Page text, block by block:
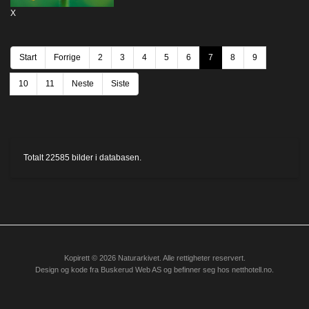
X
Start Forrige 2 3 4 5 6 7 8 9
10 11 Neste Siste
Totalt 22585 bilder i databasen.
Kopirett © 2026 Naturarkivet. Alle rettigheter reservert.
Design og kode fra Buskerud Web AS og befinner seg hos netthotell.no